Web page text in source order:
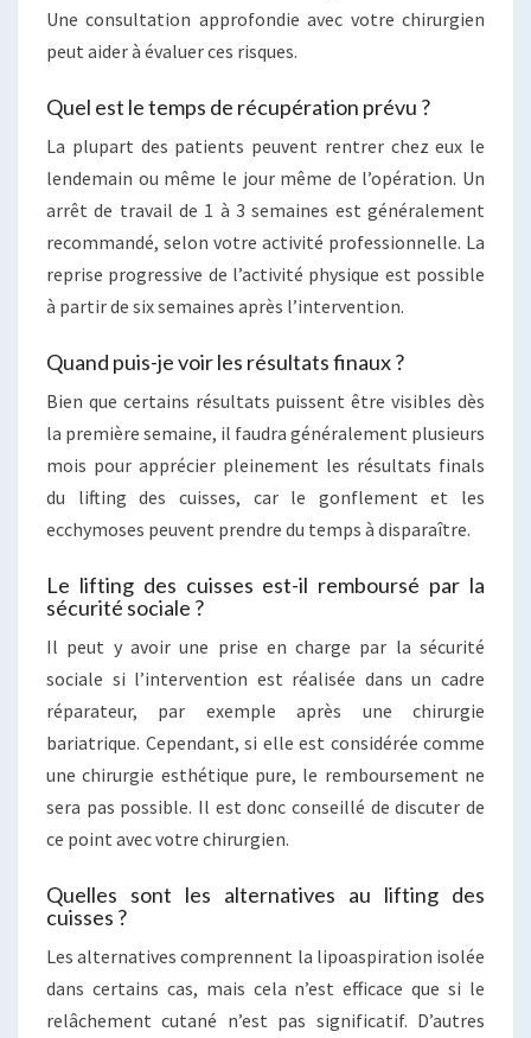
Une consultation approfondie avec votre chirurgien
peut aider à évaluer ces risques.
Quel est le temps de récupération prévu ?
La plupart des patients peuvent rentrer chez eux le
lendemain ou même le jour même de l’opération. Un
arrêt de travail de 1 à 3 semaines est généralement
recommandé, selon votre activité professionnelle. La
reprise progressive de l’activité physique est possible
à partir de six semaines après l’intervention.
Quand puis-je voir les résultats finaux ?
Bien que certains résultats puissent être visibles dès
la première semaine, il faudra généralement plusieurs
mois pour apprécier pleinement les résultats finals
du lifting des cuisses, car le gonflement et les
ecchymoses peuvent prendre du temps à disparaître.
Le lifting des cuisses est-il remboursé par la
sécurité sociale ?
Il peut y avoir une prise en charge par la sécurité
sociale si l’intervention est réalisée dans un cadre
réparateur, par exemple après une chirurgie
bariatrique. Cependant, si elle est considérée comme
une chirurgie esthétique pure, le remboursement ne
sera pas possible. Il est donc conseillé de discuter de
ce point avec votre chirurgien.
Quelles sont les alternatives au lifting des
cuisses ?
Les alternatives comprennent la lipoaspiration isolée
dans certains cas, mais cela n’est efficace que si le
relâchement cutané n’est pas significatif. D’autres